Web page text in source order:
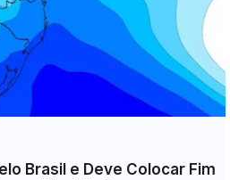
Brasil e Deve Colocar Fim